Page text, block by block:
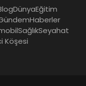
DünyaEğitim
Haberler
SağlıkSeyahat
Köşesi